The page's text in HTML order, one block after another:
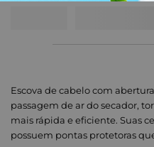
Escova de cabelo com
passagem de ar do secador,
mais rápida e eficiente. Suas
possuem pontas protetoras